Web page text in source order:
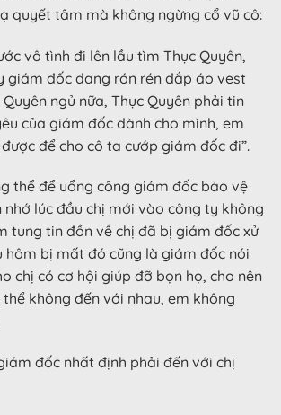
quyết tâm mà không ngừng cổ vũ cô:
vô tình đi lên lầu tìm Thục Quyên,
giám đốc đang rón rén đắp áo vest
ngủ nữa, Thục Quyên phải tin
của giám đốc dành cho mình, em
để cho cô ta cướp giám đốc đi”.
thể để uổng công giám đốc bảo vệ
nhớ lúc đầu chị mới vào công ty không
tung tin đồn về chị đã bị giám đốc xử
hôm bị mất đó cũng là giám đốc nói
chị có cơ hội giúp đỡ bọn họ, cho nên
không đến với nhau, em không
đốc nhất định phải đến với chị